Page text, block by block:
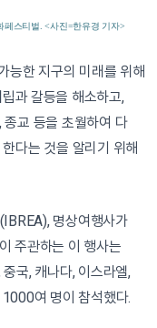
스티벌. <사진=한유경 기자>
능한 지구의 미래를 위해
과 갈등을 해소하고,
종교 등을 초월하여 다
다는 것을 알리기 위해
명상여행사가
주관하는 이 행사는
국, 캐나다, 이스라엘,
여 명이 참석했다.